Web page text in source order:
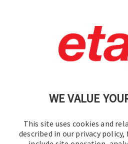
WE VALUE
This site uses cookies and
described in our privacy
Contáctenos |
política de privacidad